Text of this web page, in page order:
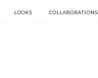
LOOKS COLLABORATIONS